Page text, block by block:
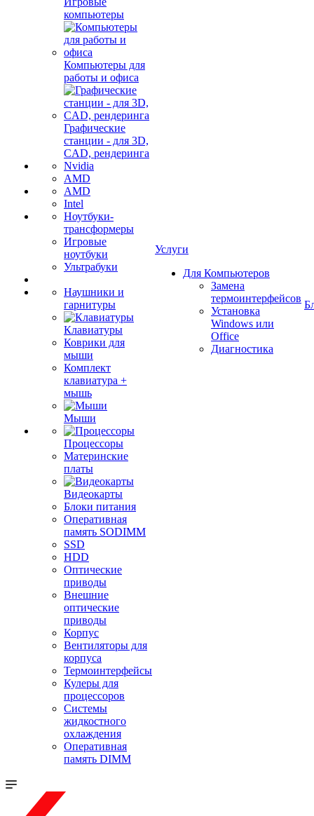
компьютеры
Компьютеры для
работы и офиса
Графические
станции - для 3D,
CAD, рендеринга
Nvidia
AMD
AMD
Intel
Ноутбуки-
трансформеры
Игровые
ноутбуки
Ультрабуки
Наушники и
гарнитуры
Клавиатуры
Коврики для
мыши
Комплект
клавиатура +
мышь
Мыши
Процессоры
Материнские
платы
Видеокарты
Блоки питания
Оперативная
память SODIMM
SSD
HDD
Оптические
приводы
Внешние
оптические
приводы
Корпус
Вентиляторы для
корпуса
Термоинтерфейсы
Кулеры для
процессоров
Системы
жидкостного
охлаждения
Оперативная
память DIMM
Услуги
Для Компьютеров
Замена
термоинтерфейсов
Установка
Windows или
Office
Диагностика